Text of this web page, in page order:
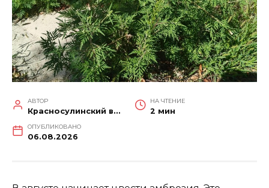
АВТОР
Красносулинский вестник
НА ЧТЕНИЕ
2 мин
ОПУБЛИКОВАНО
06.08.2026